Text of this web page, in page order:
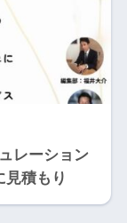
レーション
見積もり